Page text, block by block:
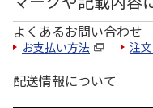
よくあるお問い合わせ
お支払い方法 注
配送情報について